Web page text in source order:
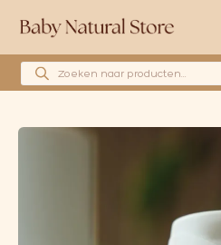
Producten zoeken
Wollen hoeslakens